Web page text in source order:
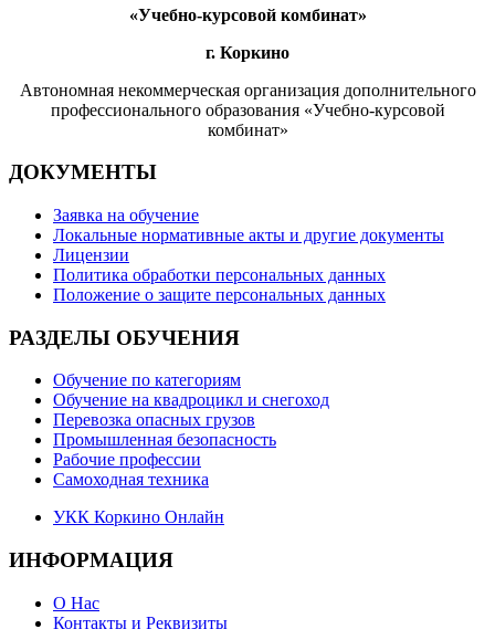
«Учебно-курсовой комбинат»
г. Коркино
Автономная некоммерческая организация дополнительного
профессионального образования «Учебно-курсовой
комбинат»
ДОКУМЕНТЫ
Заявка на обучение
Локальные нормативные акты и другие документы
Лицензии
Политика обработки персональных данных
Положение о защите персональных данных
РАЗДЕЛЫ ОБУЧЕНИЯ
Обучение по категориям
Обучение на квадроцикл и снегоход
Перевозка опасных грузов
Промышленная безопасность
Рабочие профессии
Самоходная техника
УКК Коркино Онлайн
ИНФОРМАЦИЯ
О Нас
Контакты и Реквизиты